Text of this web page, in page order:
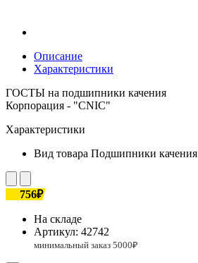
Описание
Характеристики
ГОСТЫ на подшипники качения
Корпорация - "CNIC"
Характеристики
Вид товара Подшипники качения
756₽
На складе
Артикул: 42742